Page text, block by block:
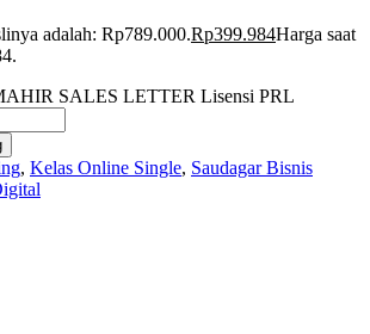
adalah: Rp789.000.Rp399.984Harga saat
SALES LETTER Lisensi PRL
, Kelas Online Single, Saudagar Bisnis